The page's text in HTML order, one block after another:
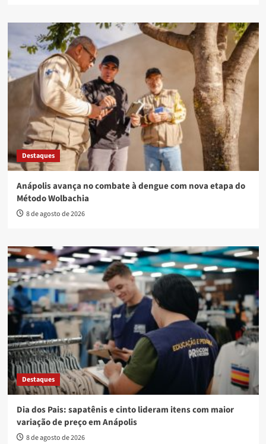
Destaques
Anápolis avança no combate à dengue com nova etapa do
Método Wolbachia
8 de agosto de 2026
Destaques
Dia dos Pais: sapatênis e cinto lideram itens com maior
variação de preço em Anápolis
8 de agosto de 2026